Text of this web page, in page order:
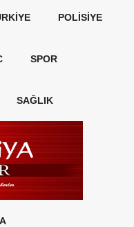
POLISIYE
SPOR
SAĞLIK